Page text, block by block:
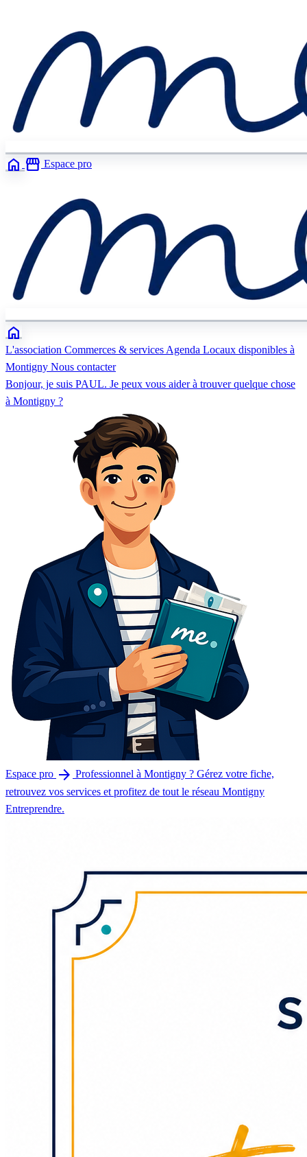
home storefront Espace pro
home
L'association Commerces & services Agenda Locaux disponibles à
Montigny Nous contacter
Bonjour, je suis PAUL. Je peux vous aider à trouver quelque chose
à Montigny ?
Espace pro arrow_forward Professionnel à Montigny ? Gérez votre fiche,
retrouvez vos services et profitez de tout le réseau Montigny
Entreprendre.